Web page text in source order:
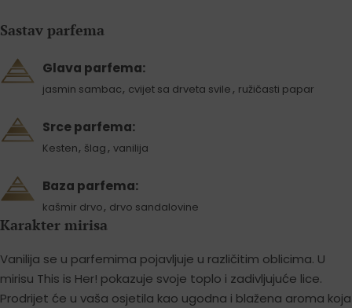
Sastav parfema
Glava parfema:
jasmin sambac, cvijet sa drveta svile, ružičasti papar
Srce parfema:
Kesten, šlag, vanilija
Baza parfema:
kašmir drvo, drvo sandalovine
Karakter mirisa
Vanilija se u parfemima pojavljuje u različitim oblicima. U
mirisu This is Her! pokazuje svoje toplo i zadivljujuće lice.
Prodrijet će u vaša osjetila kao ugodna i blažena aroma koja